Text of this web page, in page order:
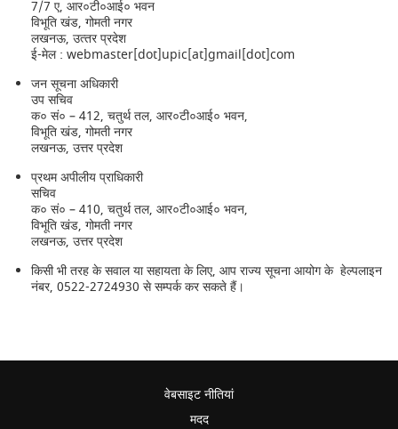
7/7 ए, आर०टी०आई० भवन
विभूति खंड, गोमती नगर
लखनऊ, उत्‍तर प्रदेश
ई-मेल : webmaster[dot]upic[at]gmail[dot]com
जन सूचना अधिकारी
उप सचिव
क० सं० – 412, चतुर्थ तल, आर०टी०आई० भवन,
विभूति खंड, गोमती नगर
लखनऊ, उत्तर प्रदेश
प्रथम अपीलीय प्राधिकारी
सचिव
क० सं० – 410, चतुर्थ तल, आर०टी०आई० भवन,
विभूति खंड, गोमती नगर
लखनऊ, उत्तर प्रदेश
किसी भी तरह के सवाल या सहायता के लिए, आप राज्य सूचना आयोग के हेल्पलाइन
नंबर, 0522-2724930 से सम्पर्क कर सकते हैं।
वेबसाइट नीतियां
मदद